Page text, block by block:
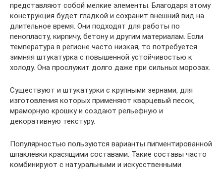
представляют собой мелкие элементы. Благодаря этому
конструкция будет гладкой и сохранит внешний вид на
длительное время. Они подходят для работы по
пенопласту, кирпичу, бетону и другим материалам. Если
температура в регионе часто низкая, то потребуется
зимняя штукатурка с повышенной устойчивостью к
холоду. Она прослужит долго даже при сильных морозах.
Существуют и штукатурки с крупными зернами, для
изготовления которых применяют кварцевый песок,
мраморную крошку и создают рельефную и
декоративную текстуру.
Популярностью пользуются варианты пигментированной
шпаклевки красящими составами. Такие составы часто
комбинируют с натуральными и искусственными